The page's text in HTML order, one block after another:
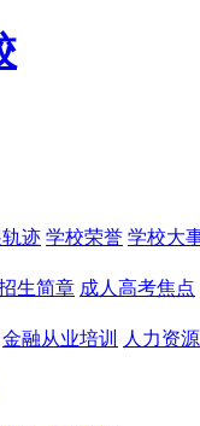
迹 学校荣誉 学校大
生简章 成人高考焦点
金融从业培训
人力资